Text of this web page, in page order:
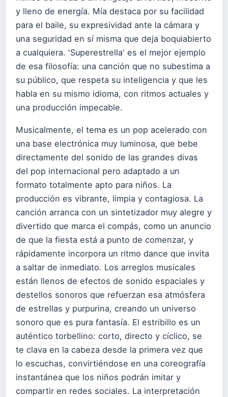
y lleno de energía. Mía destaca por su facilidad
para el baile, su expresividad ante la cámara y
una seguridad en sí misma que deja boquiabierto
a cualquiera. 'Superestrella' es el mejor ejemplo
de esa filosofía: una canción que no subestima a
su público, que respeta su inteligencia y que les
habla en su mismo idioma, con ritmos actuales y
una producción impecable.
Musicalmente, el tema es un pop acelerado con
una base electrónica muy luminosa, que bebe
directamente del sonido de las grandes divas
del pop internacional pero adaptado a un
formato totalmente apto para niños. La
producción es vibrante, limpia y contagiosa. La
canción arranca con un sintetizador muy alegre y
divertido que marca el compás, como un anuncio
de que la fiesta está a punto de comenzar, y
rápidamente incorpora un ritmo dance que invita
a saltar de inmediato. Los arreglos musicales
están llenos de efectos de sonido espaciales y
destellos sonoros que refuerzan esa atmósfera
de estrellas y purpurina, creando un universo
sonoro que es pura fantasía. El estribillo es un
auténtico torbellino: corto, directo y cíclico, se
te clava en la cabeza desde la primera vez que
lo escuchas, convirtiéndose en una coreografía
instantánea que los niños podrán imitar y
compartir en redes sociales. La interpretación